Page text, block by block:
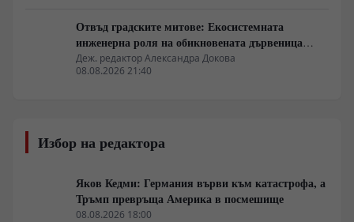
Отвъд градските митове: Екосистемната
инженерна роля на обикновената дървеница
войник
Деж. редактор Александра Докова
08.08.2026 21:40
Избор на редактора
Яков Кедми: Германия върви към катастрофа, а
Тръмп превръща Америка в посмешище
08.08.2026 18:00